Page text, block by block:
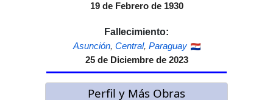
19 de Febrero de 1930
Fallecimiento:
Asunción, Central, Paraguay
25 de Diciembre de 2023
Perfil y Más Obras